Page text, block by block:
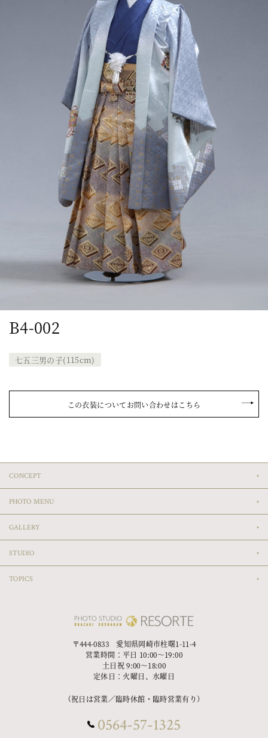
B4-002
七五三男の子(115cm)
この衣装についてお問い合わせはこちら
CONCEPT
PHOTO MENU
GALLERY
STUDIO
TOPICS
〒444-0833 愛知県岡崎市柱曙1-11-4
営業時間：平日 10:00〜19:00
土日祝 9:00〜18:00
定休日：火曜日、水曜日
（祝日は営業／臨時休館・臨時営業有り）
0564-57-1325